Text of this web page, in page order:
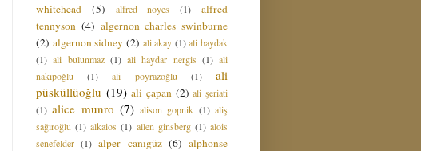
whitehead
(5) alfred noyes (1)
alfred
tennyson (4) algernon charles swinburne
(2) algernon sidney (2) ali akay (1) ali baydak
(1) ali bulunmaz (1) ali haydar nergis (1) ali
nakıpoğlu
(1) ali poyrazoğlu (1)
ali
püsküllüoğlu (19) ali çapan (2) ali şeriati
(1) alice munro (7) alison gopnik (1) aliş
sağıroğlu (1) alkaios (1) allen ginsberg (1) alois
senefelder (1) alper canıgüz (6) alphonse